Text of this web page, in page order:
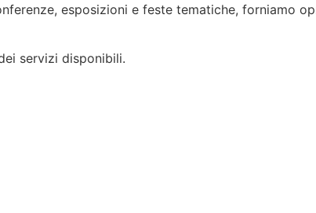
esposizioni e feste tematiche, forniamo
servizi disponibili.